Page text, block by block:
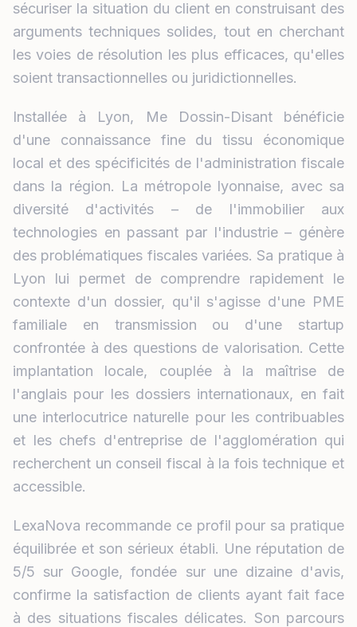
sécuriser la situation du client en construisant des
arguments techniques solides, tout en cherchant
les voies de résolution les plus efficaces, qu'elles
soient transactionnelles ou juridictionnelles.
Installée à Lyon, Me Dossin-Disant bénéficie
d'une connaissance fine du tissu économique
local et des spécificités de l'administration fiscale
dans la région. La métropole lyonnaise, avec sa
diversité d'activités – de l'immobilier aux
technologies en passant par l'industrie – génère
des problématiques fiscales variées. Sa pratique à
Lyon lui permet de comprendre rapidement le
contexte d'un dossier, qu'il s'agisse d'une PME
familiale en transmission ou d'une startup
confrontée à des questions de valorisation. Cette
implantation locale, couplée à la maîtrise de
l'anglais pour les dossiers internationaux, en fait
une interlocutrice naturelle pour les contribuables
et les chefs d'entreprise de l'agglomération qui
recherchent un conseil fiscal à la fois technique et
accessible.
LexaNova recommande ce profil pour sa pratique
équilibrée et son sérieux établi. Une réputation de
5/5 sur Google, fondée sur une dizaine d'avis,
confirme la satisfaction de clients ayant fait face
à des situations fiscales délicates. Son parcours